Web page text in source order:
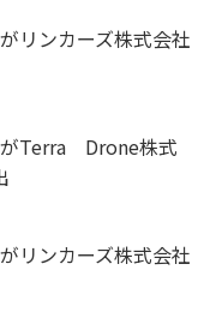
リンカーズ株式会社
がTerra Drone株式
リンカーズ株式会社